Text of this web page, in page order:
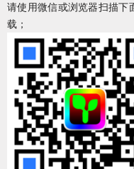
请使用微信或浏览器扫描下
载；